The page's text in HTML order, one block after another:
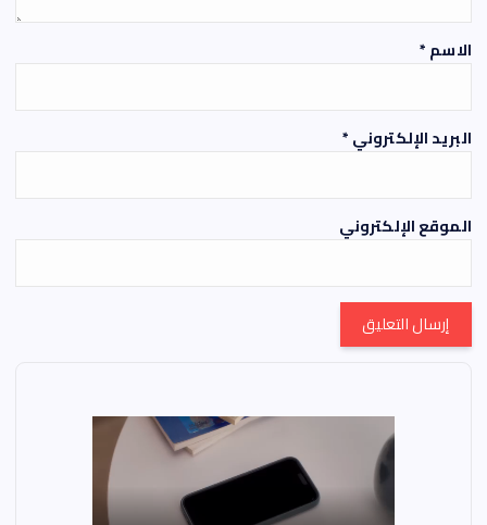
الاسم*
البريد الإلكتروني*
الموقع الإلكتروني